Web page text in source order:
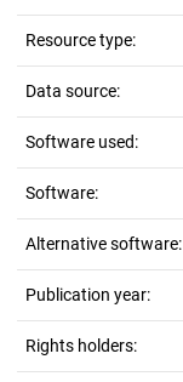
Resource type:
Data source:
Software used:
Software:
Alternative software:
Publication year:
Rights holders: